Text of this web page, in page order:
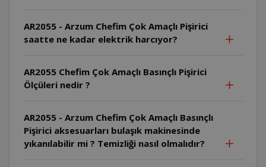
AR2055 - Arzum Chefim Çok Amaçlı Pişirici
saatte ne kadar elektrik harcıyor?
AR2055 Chefim Çok Amaçlı Basınçlı Pişirici
Ölçüleri nedir ?
AR2055 - Arzum Chefim Çok Amaçlı Basınçlı
Pişirici aksesuarları bulaşık makinesinde
yıkanılabilir mi ? Temizliği nasıl olmalıdır?